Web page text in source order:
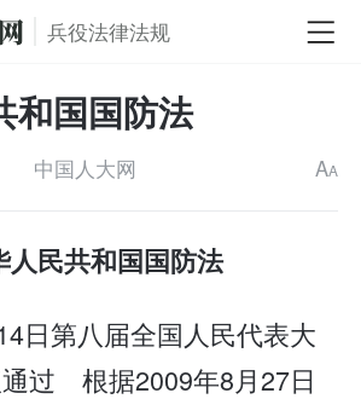
兵役法律法规
和国国防法
中国人大网 AA
人民共和国国防法
日第八届全国人民代表大
过 根据2009年8月27日